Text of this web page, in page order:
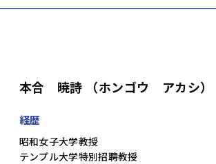
本合 暁詩 （ホンゴウ アカシ）
経歴
昭和女子大学教授
テンプル大学特別招聘教授